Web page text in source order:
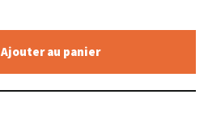
Ajouter au panier